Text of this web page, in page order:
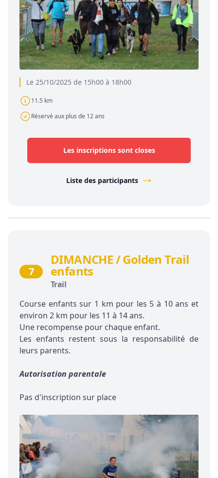
Le 25/10/2025 de 15h00 à 18h00
11.5 km
Réservé aux plus de 12 ans
Les inscriptions sont closes
Liste des participants
7
DIMANCHE / Golden Trail
enfants
Trail
Course enfants sur 1 km pour les 5 à 10 ans et
environ 2 km pour les 11 à 14 ans.
Une recompense pour chaque enfant.
Les enfants restent sous la responsabilité de
leurs parents.
Autorisation parentale
Pas d'inscription sur place